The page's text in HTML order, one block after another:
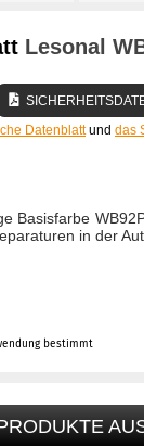
Lesonal
Datenblattund das
Basisfarbe
in der
bestimmt